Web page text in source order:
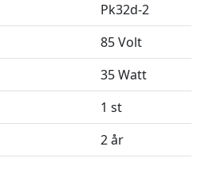
Pk32d-2
85 Volt
35 Watt
1 st
2 år